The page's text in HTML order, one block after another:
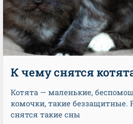
К чему снятся
Котята — маленькие,
комочки, такие беззащитные.
снятся такие сны